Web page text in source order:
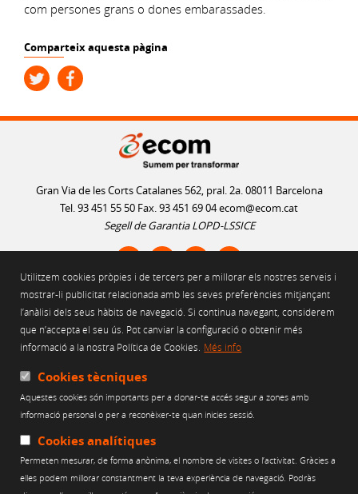
Utilitzem cookies pròpies i de tercers per a millorar els nostres serveis i
mostrar-li publicitat relacionada amb les seves preferències mitjançant
l’anàlisi dels seus hàbits de navegació. Si continua navegant, considerem
que n’accepta el seu ús. Pot canviar la configuració o obtenir més
informació a la nostra Política de Cookies. Més info
Cookies tècniques
Aquestes cookies són importants per a donar-te accés segur a zones amb
informació personal o per a reconèixer-te quan inicies sessió.
Cookies analítiques
Permeten mesurar, de forma anònima, el nombre de visites o l’activitat. Gràcies a
elles podem millorar constantment la teva experiència de navegació. Podràs
com persones grans o dones embarassades.
Comparteix aquesta pàgina
Gran Via de les Corts Catalanes 562, pral. 2a. 08011 Barcelona
Tel. 93 451 55 50 Fax. 93 451 69 04ecom@ecom.cat
Segell de Garantia LOPD-LSSICE
AVÍS LEGAL
POLÍTICA D'ÚS DE COOKIES
POLÍTICA DE PRIVACITAT
POLÍTICA DE XARXES SOCIALS
CANAL ÈTIC
Web finançat per: